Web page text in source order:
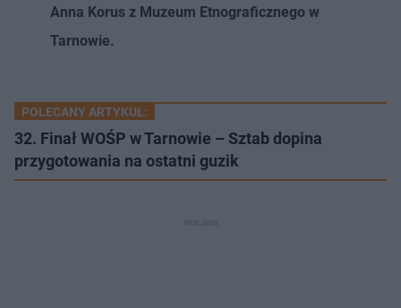
Anna Korus z Muzeum Etnograficznego w
Tarnowie.
POLECANY ARTYKUŁ:
32. Finał WOŚP w Tarnowie – Sztab dopina
przygotowania na ostatni guzik